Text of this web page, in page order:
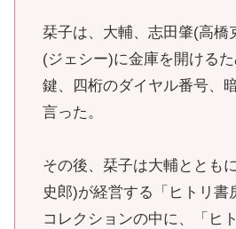
栞子は、大輔、志田肇(高橋
(ジェシー)に金庫を開けるた
鍵、四桁のダイヤル番号、
言った。
その後、栞子は大輔ととも
史郎)が経営する「ヒトリ書
コレクションの中に、「ヒ